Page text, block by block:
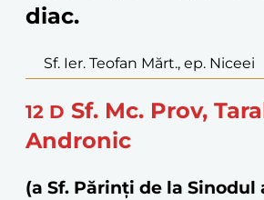
diac.
Sf. Ier. Teofan Mărt., ep. Niceei
12 D Sf. Mc. Prov,
Andronic
(a Sf. Părinţi de la Sinodul